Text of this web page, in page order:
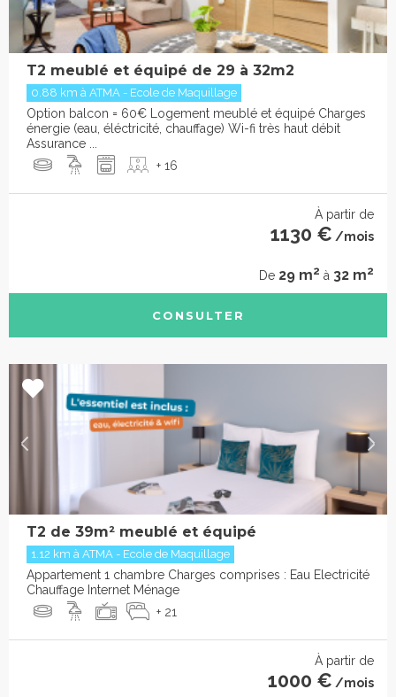
T2 meublé et équipé de 29 à 32m2
0.88 km à ATMA - Ecole de Maquillage
Option balcon = 60€ Logement meublé et équipé Charges
énergie (eau, éléctricité, chauffage) Wi-fi très haut débit
Assurance ...
+ 16
À partir de
1130 € /mois
De 29 m2 à 32 m2
CONSULTER
T2 de 39m² meublé et équipé
1.12 km à ATMA - Ecole de Maquillage
Appartement 1 chambre Charges comprises : Eau Electricité
Chauffage Internet Ménage
+ 21
À partir de
1000 € /mois